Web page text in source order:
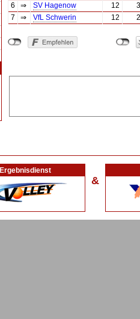
6
⇒ SV Hagenow 12
3
7
⇒ VfL Schwerin 12 2
Ergebnisdienst
&